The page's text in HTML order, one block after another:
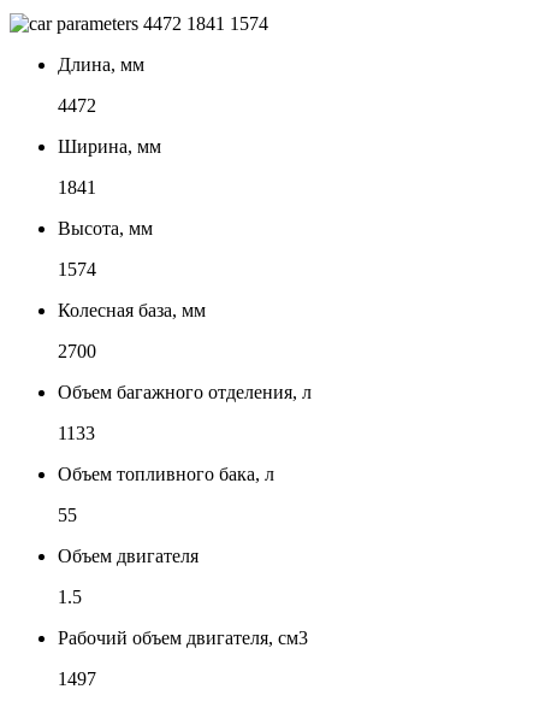
4472 1841 1574
Длина, мм
4472
Ширина, мм
1841
Высота, мм
1574
Колесная база, мм
2700
Объем багажного отделения, л
1133
Объем топливного бака, л
55
Объем двигателя
1.5
Рабочий объем двигателя, см3
1497